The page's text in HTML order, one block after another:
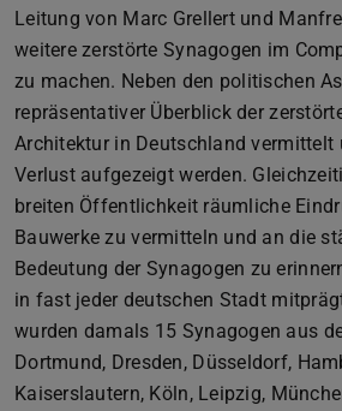
Leitung von Marc Grellert und
weitere zerstörte Synagogen im
zu machen. Neben den politischen
repräsentativer Überblick der
Architektur in Deutschland vermittelt
Verlust aufgezeigt werden.
breiten Öffentlichkeit räumliche
Bauwerke zu vermitteln und an die
Bedeutung der Synagogen zu
in fast jeder deutschen Stadt
wurden damals 15 Synagogen aus
Dortmund, Dresden, Düsseldorf,
Kaiserslautern, Köln, Leipzig,